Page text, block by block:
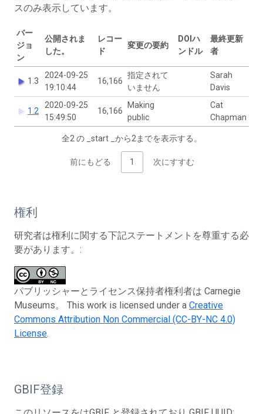
スのみ表示しています。
バー
ジョ
ン
公開されま
した。
レコー
ド
変更の要約
DOIハ
ンドル
最終更新
者
1.3
2024-09-25
19:10:44
16,166
指定されて
いません
Sarah
Davis
1.2
2020-09-25
15:49:50
16,166
Making
public
Cat
Chapman
全2 の _start _から2までを表示する。
前にもどる 1 次にすすむ
権利
研究者は権利に関する下記ステートメントを尊重する必
要があります。:
パブリッシャーとライセンス保持者権利者は Carnegie
Museums。 This work is licensed under a Creative
Commons Attribution Non Commercial (CC-BY-NC 4.0)
License.
GBIF登録